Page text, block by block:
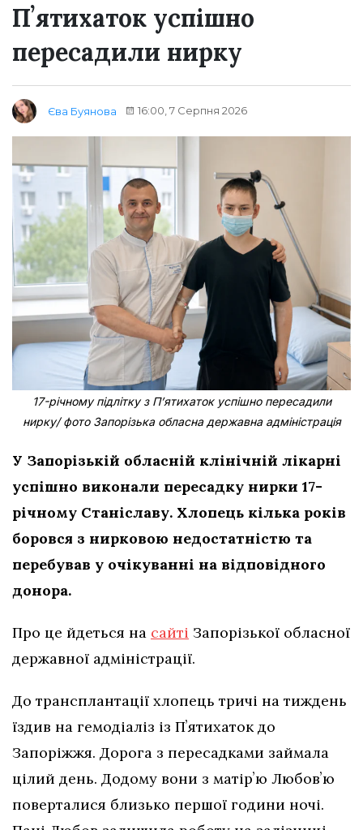
Пʼятихаток успішно
пересадили нирку
Єва Буянова 16:00, 7 Серпня 2026
17-річному підлітку з Пʼятихаток успішно пересадили
нирку/ фото Запорізька обласна державна адміністрація
У Запорізькій обласній клінічній лікарні
успішно виконали пересадку нирки 17-
річному Станіславу. Хлопець кілька років
боровся з нирковою недостатністю та
перебував у очікуванні на відповідного
донора.
Про це йдеться на сайті Запорізької обласної
державної адміністрації.
До трансплантації хлопець тричі на тиждень
їздив на гемодіаліз із Пʼятихаток до
Запоріжжя. Дорога з пересадками займала
цілий день. Додому вони з матірʼю Любовʼю
поверталися близько першої години ночі.